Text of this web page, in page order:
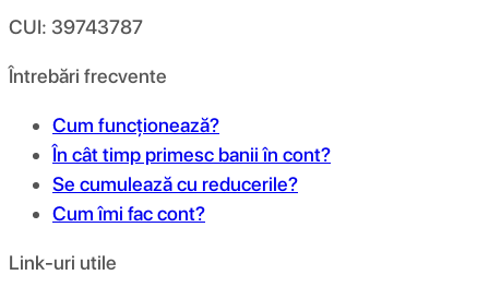
CUI: 39743787
Întrebări frecvente
Cum funcționează?
În cât timp primesc banii în cont?
Se cumulează cu reducerile?
Cum îmi fac cont?
Link-uri utile